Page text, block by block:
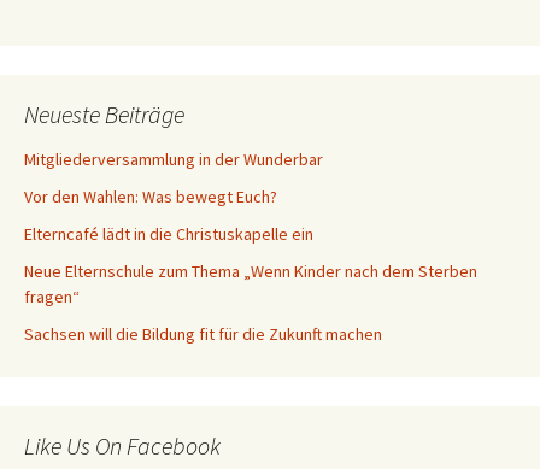
Neueste Beiträge
Mitgliederversammlung in der Wunderbar
Vor den Wahlen: Was bewegt Euch?
Elterncafé lädt in die Christuskapelle ein
Neue Elternschule zum Thema „Wenn Kinder nach dem Sterben
fragen“
Sachsen will die Bildung fit für die Zukunft machen
Like Us On Facebook